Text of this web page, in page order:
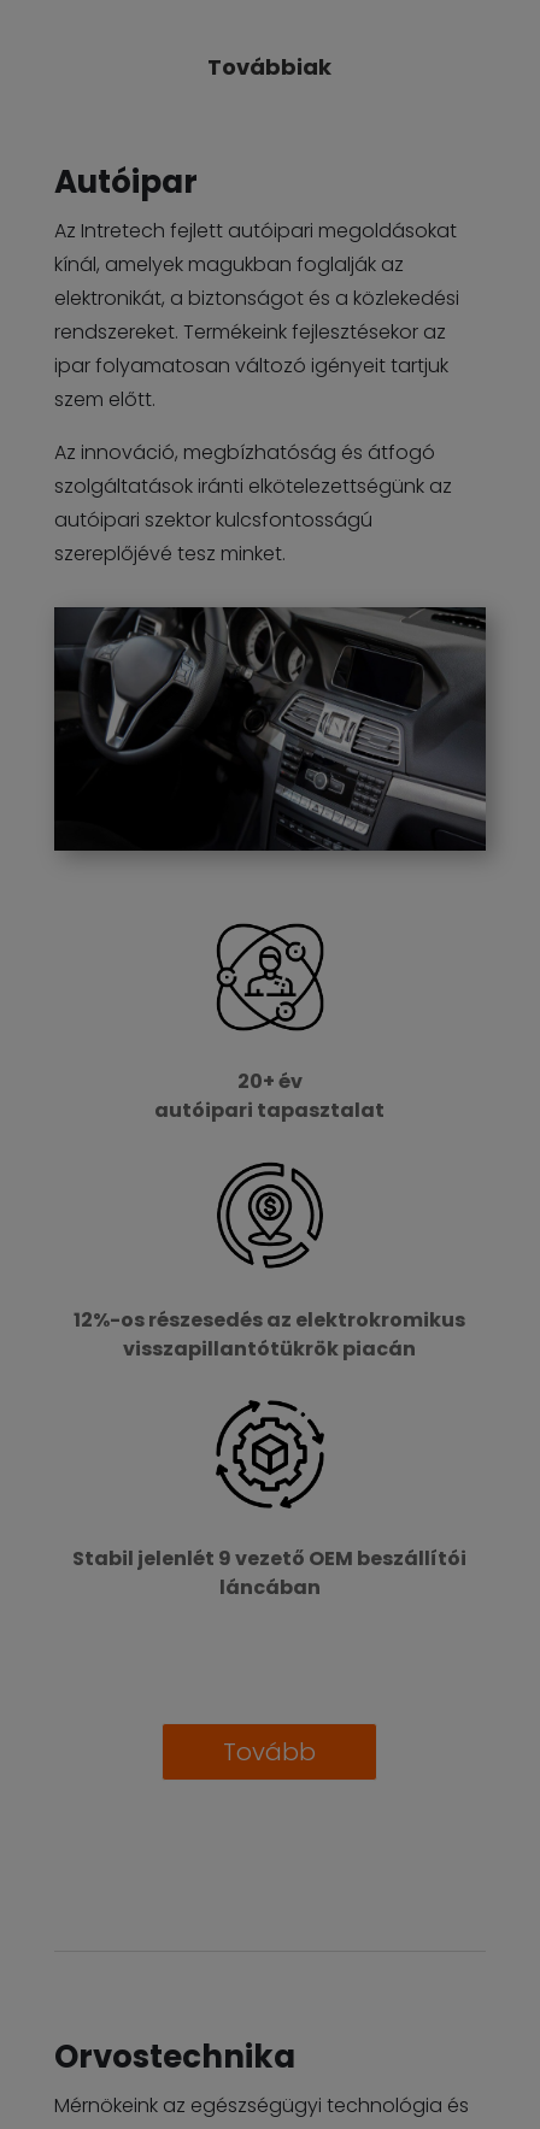
Továbbiak
Autóipar
Az Intretech fejlett autóipari megoldásokat
kínál, amelyek magukban foglalják az
elektronikát, a biztonságot és a közlekedési
rendszereket. Termékeink fejlesztésekor az
ipar folyamatosan változó igényeit tartjuk
szem előtt.
Az innováció, megbízhatóság és átfogó
szolgáltatások iránti elkötelezettségünk az
autóipari szektor kulcsfontosságú
szereplőjévé tesz minket.
20+ év
autóipari tapasztalat
12%-os részesedés az elektrokromikus
visszapillantótükrök piacán
Stabil jelenlét 9 vezető OEM beszállítói
láncában
Tovább
Orvostechnika
Mérnökeink az egészségügyi technológia és